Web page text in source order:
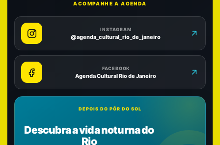
ACOMPANHE A AGENDA
INSTAGRAM
@agenda_cultural_rio_de_janeiro
FACEBOOK
Agenda Cultural Rio de Janeiro
DEPOIS DO PÔR DO SOL
Descubra a vida noturna do
Rio